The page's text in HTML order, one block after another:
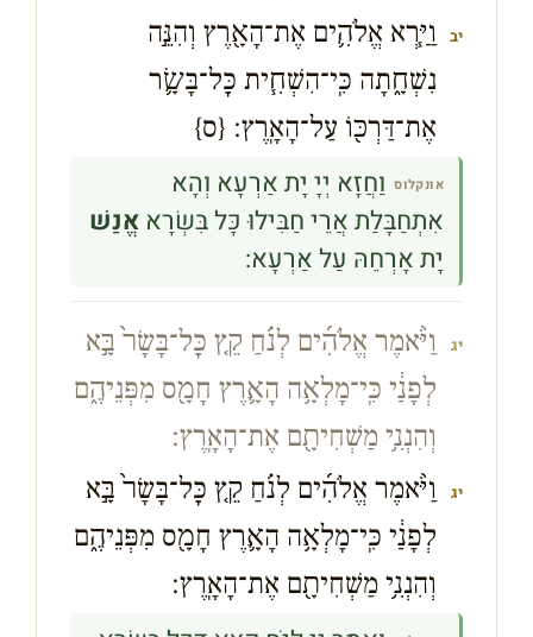
יב
וַיַּ֧רְא אֱלֹהִ֛ים אֶת־הָאָ֖רֶץ וְהִנֵּ֣ה
נִשְׁחָ֑תָה כִּֽי־הִשְׁחִ֧ית כׇּל־בָּשָׂ֛ר
אֶת־דַּרְכּ֖וֹ עַל־הָאָֽרֶץ׃ {ס}
אונקלוס וַחֲזָא יְיָ יָת אַרְעָא וְהָא
אִתְחַבָּלַת אֲרֵי חַבִּילוּ כָּל בִּשְׂרָא אֱנַשׁ
יָת אָרְחֵהּ עַל אַרְעָא:
יג
וַיֹּ֨אמֶר אֱלֹהִ֜ים לְנֹ֗חַ קֵ֤ץ כׇּל־בָּשָׂר֙ בָּ֣א
לְפָנַ֔י כִּֽי־מָלְאָ֥ה הָאָ֛רֶץ חָמָ֖ס מִפְּנֵיהֶ֑ם
וְהִנְנִ֥י מַשְׁחִיתָ֖ם אֶת־הָאָֽרֶץ׃
יג
וַיֹּ֨אמֶר אֱלֹהִ֜ים לְנֹ֗חַ קֵ֤ץ כׇּל־בָּשָׂר֙ בָּ֣א
לְפָנַ֔י כִּֽי־מָלְאָ֥ה הָאָ֛רֶץ חָמָ֖ס מִפְּנֵיהֶ֑ם
וְהִנְנִ֥י מַשְׁחִיתָ֖ם אֶת־הָאָֽרֶץ׃